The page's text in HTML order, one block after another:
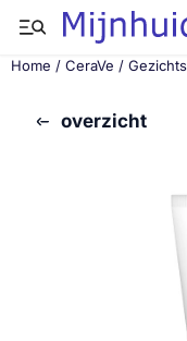
Cookievoorkeuren zijn
Home / CeraVe /
overzicht